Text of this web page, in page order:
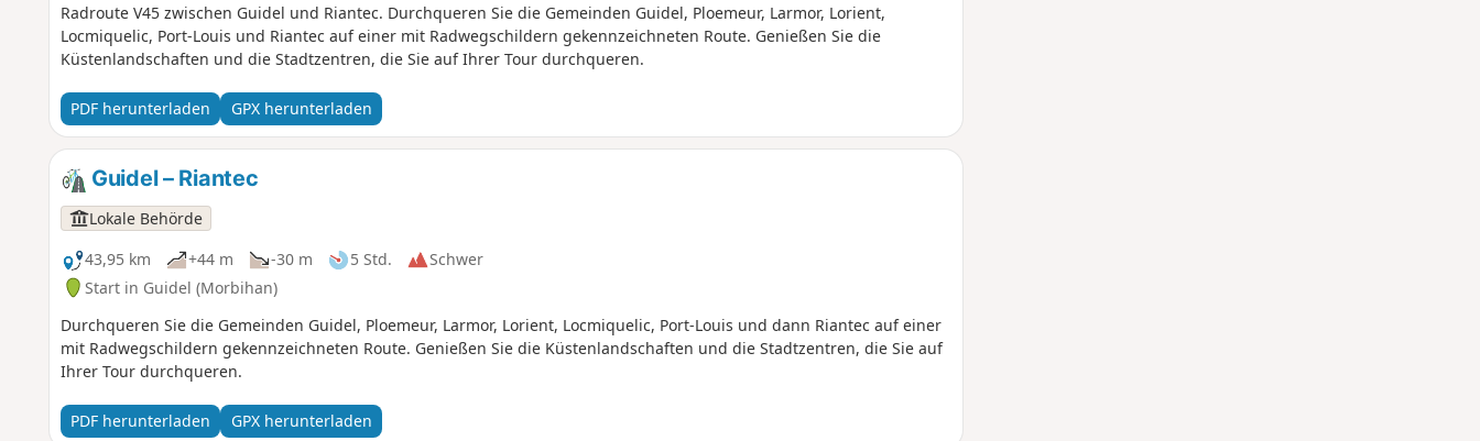
Radroute V45 zwischen Guidel und Riantec. Durchqueren Sie die Gemeinden Guidel, Ploemeur, Larmor, Lorient,
Locmiquelic, Port-Louis und Riantec auf einer mit Radwegschildern gekennzeichneten Route. Genießen Sie die
Küstenlandschaften und die Stadtzentren, die Sie auf Ihrer Tour durchqueren.
PDF herunterladen GPX herunterladen
Guidel – Riantec
Lokale Behörde
43,95 km
+44 m -30 m 5 Std.
Schwer
Start in Guidel (Morbihan)
Durchqueren Sie die Gemeinden Guidel, Ploemeur, Larmor, Lorient, Locmiquelic, Port-Louis und dann Riantec auf einer
mit Radwegschildern gekennzeichneten Route. Genießen Sie die Küstenlandschaften und die Stadtzentren, die Sie auf
Ihrer Tour durchqueren.
PDF herunterladen GPX herunterladen